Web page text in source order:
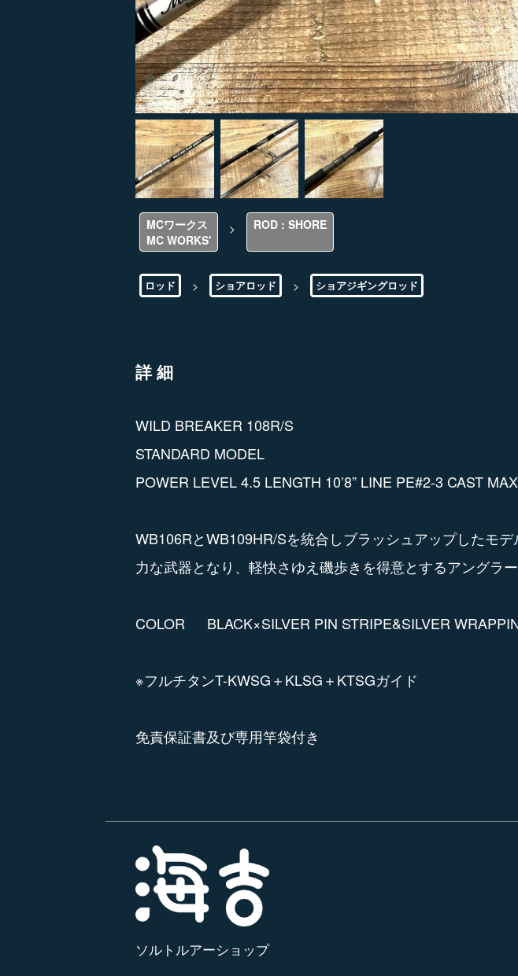
MCワークス
MC WORKS'
> ROD : SHORE
ロッド > ショアロッド > ショアジギングロッド
詳細
WILD BREAKER 108R/S
STANDARD MODEL
POWER LEVEL 4.5 LENGTH 10’8” LINE PE#2-3 CAST
WB106RとWB109HR/Sを統合しブラッシュアップしたモ
力な武器となり、軽快さゆえ磯歩きを得意とするアングラ
COLOR BLACK×SILVER PIN STRIPE&SILVER
※フルチタンT-KWSG＋KLSG＋KTSGガイド
免責保証書及び専用竿袋付き
ソルトルアーショップ